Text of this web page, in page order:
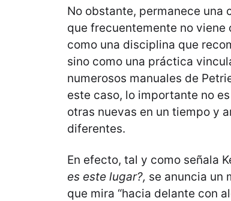
No obstante, permanece
que frecuentemente no
como una disciplina que
sino como una práctica
numerosos manuales de
este caso, lo importante no
otras nuevas en un tiempo y
diferentes.
En efecto, tal y como señala
es este lugar?, se anuncia un
que mira “hacia delante con